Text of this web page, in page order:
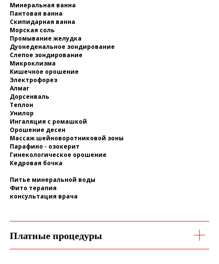
Минеральная ванна
Пантовая ванна
Скипидарная ванна
Морская соль
Промывание желудка
Дуонеденальное зондирование
Слепое зондирование
Микроклизма
Кишечное орошение
Электрофорез
Алмаг
Дорсенваль
Теплон
Унилор
Ингаляция с ромашкой
Орошение десен
Массаж шейноворотниковой зоны
Парафино - озокерит
Гинекологическое орошение
Кедровая бочка
Питье минеральной воды
Фито терапия
консультация врача
Платные процедуры